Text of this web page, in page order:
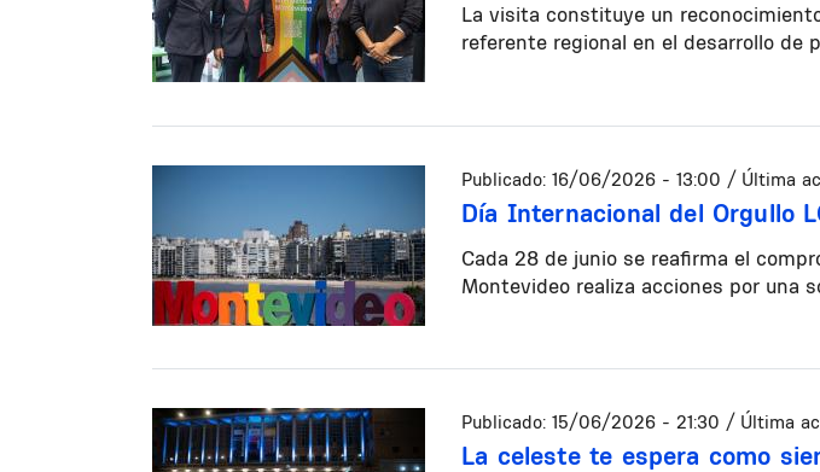
La visita constituye un
referente regional en el desarrollo de
Publicado: 16/06/2026 - 13:00 / Última
Día Internacional del Orgullo
Cada 28 de junio se reafirma el
Montevideo realiza acciones por una
Publicado: 15/06/2026 - 21:30 / Última
La celeste te espera como